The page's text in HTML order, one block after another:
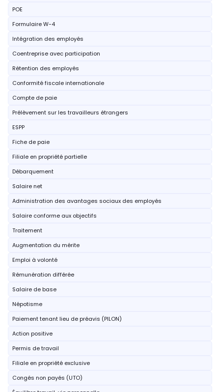
POE
Formulaire W-4
Intégration des employés
Coentreprise avec participation
Rétention des employés
Conformité fiscale internationale
Compte de paie
Prélèvement sur les travailleurs étrangers
ESPP
Fiche de paie
Filiale en propriété partielle
Débarquement
Salaire net
Administration des avantages sociaux des employés
Salaire conforme aux objectifs
Traitement
Augmentation du mérite
Emploi à volonté
Rémunération différée
Salaire de base
Népotisme
Paiement tenant lieu de préavis (PILON)
Action positive
Permis de travail
Filiale en propriété exclusive
Congés non payés (UTO)